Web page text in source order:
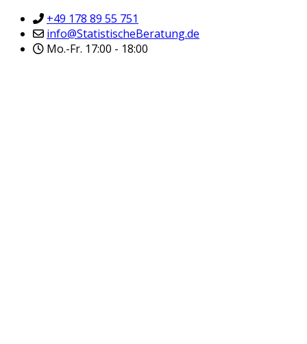
+49 178 89 55 751
info@StatistischeBeratung.de
Mo.-Fr. 17:00 - 18:00